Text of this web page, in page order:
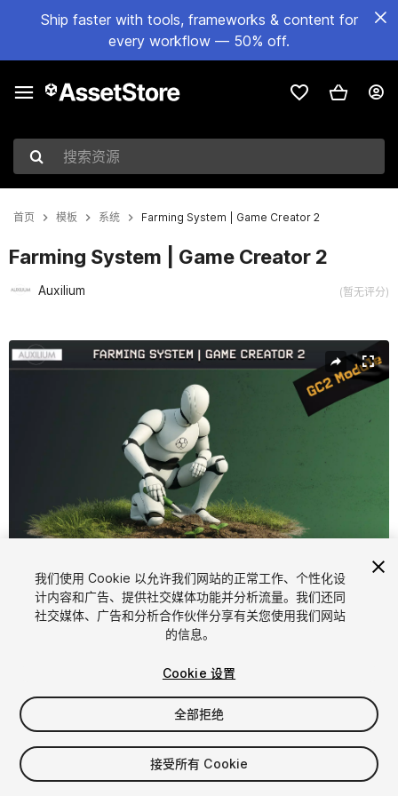
Ship faster with tools, frameworks & content for
every workflow — 50% off.
搜索资源
首页 模板 系统 Farming System | Game Creator 2
Farming System | Game Creator 2
Auxilium (暂无评分)
当前幻灯片：1 / 4
1/4
$34.99
增值税将在结算时计算
我们使用 Cookie 以允许我们网站的正常工作、个性化设
计内容和广告、提供社交媒体功能并分析流量。我们还同
社交媒体、广告和分析合作伙伴分享有关您使用我们网站
的信息。
Cookie 设置
全部拒绝
接受所有 Cookie